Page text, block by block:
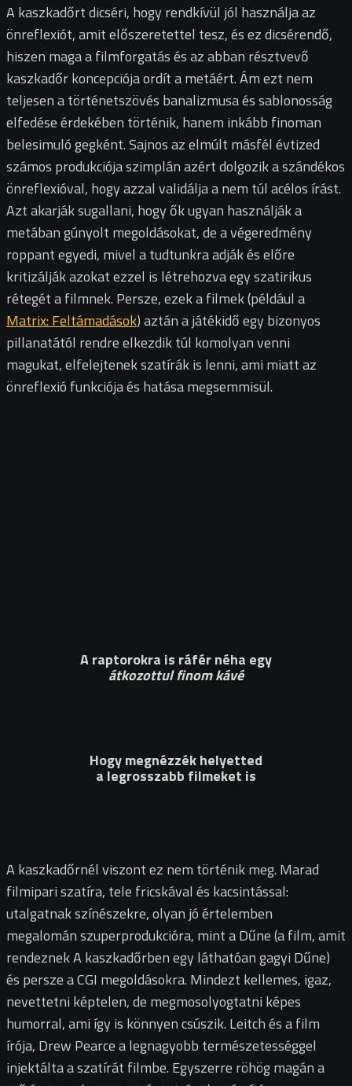
A kaszkadőrt dicséri, hogy rendkívül jól használja az
önreflexiót, amit előszeretettel tesz, és ez dicsérendő,
hiszen maga a filmforgatás és az abban résztvevő
kaszkadőr koncepciója ordít a metáért. Ám ezt nem
teljesen a történetszövés banalizmusa és sablonosság
elfedése érdekében történik, hanem inkább finoman
belesimuló gegként. Sajnos az elmúlt másfél évtized
számos produkciója szimplán azért dolgozik a szándékos
önreflexióval, hogy azzal validálja a nem túl acélos írást.
Azt akarják sugallani, hogy ők ugyan használják a
metában gúnyolt megoldásokat, de a végeredmény
roppant egyedi, mivel a tudtunkra adják és előre
kritizálják azokat ezzel is létrehozva egy szatirikus
rétegét a filmnek. Persze, ezek a filmek (például a
Matrix: Feltámadások) aztán a játékidő egy bizonyos
pillanatától rendre elkezdik túl komolyan venni
magukat, elfelejtenek szatírák is lenni, ami miatt az
önreflexió funkciója és hatása megsemmisül.
A raptorokra is ráfér néha egy
átkozottul finom kávé
Hogy megnézzék helyetted
a legrosszabb filmeket is
A kaszkadőrnél viszont ez nem történik meg. Marad
filmipari szatíra, tele fricskával és kacsintással:
utalgatnak színészekre, olyan jó értelemben
megalomán szuperprodukcióra, mint a Dűne (a film, amit
rendeznek A kaszkadőrben egy láthatóan gagyi Dűne)
és persze a CGI megoldásokra. Mindezt kellemes, igaz,
nevettetni képtelen, de megmosolyogtatni képes
humorral, ami így is könnyen csúszik. Leitch és a film
írója, Drew Pearce a legnagyobb természetességgel
injektálta a szatírát filmbe. Egyszerre röhög magán a